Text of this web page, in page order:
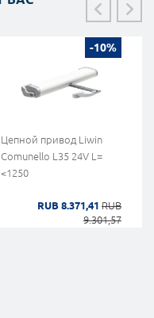
-10%
Цепной привод Liwin
Comunello L35 24V L=
<1250
RUB 8.371,41 RUB
9.301,57